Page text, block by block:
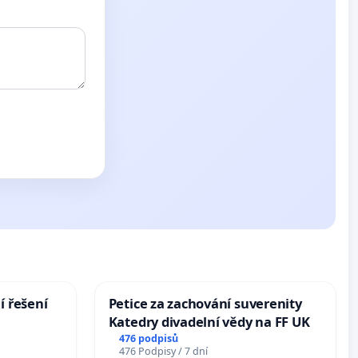
řešení
Petice za zachování suverenity
Katedry divadelní vědy na FF UK
476 podpisů
476 Podpisy / 7 dní